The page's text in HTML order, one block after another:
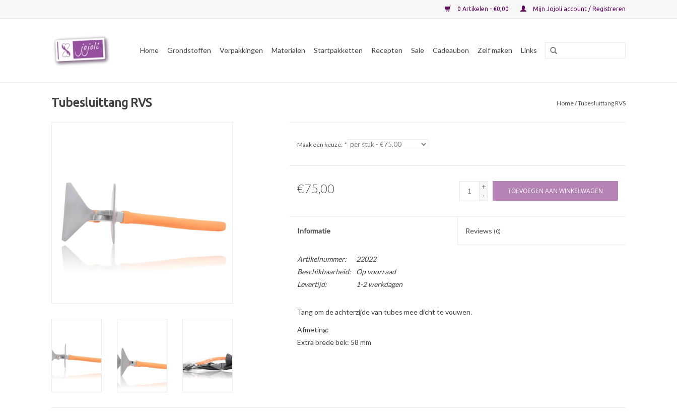
0 Artikelen - €0,00 Mijn Jojoli account / Registreren
Home Grondstoffen Verpakkingen Materialen Startpakketten Recepten Sale Cadeaubon Zelf maken Links
Tubesluittang RVS Home/ Tubesluittang RVS
Maak een keuze: *
€75,00
+
-
TOEVOEGEN AAN WINKELWAGEN
Informatie Reviews (0)
Artikelnummer:
22022
Beschikbaarheid:
Op voorraad
Levertijd:
1-2 werkdagen
Tang om de achterzijde van tubes mee dicht te vouwen.
Afmeting:
Extra brede bek: 58 mm